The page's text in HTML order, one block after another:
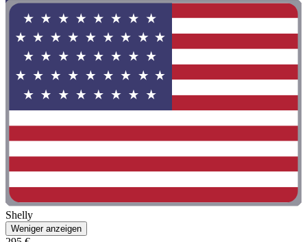
Shelly
Weniger anzeigen